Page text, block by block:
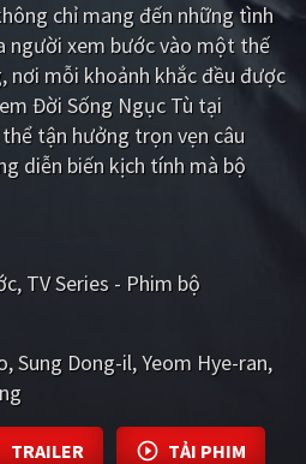
Nhật Bản
Việt Nam
chỉ mang đến những tình
người xem bước vào một thế
nơi mỗi khoảnh khắc đều được
Đời Sống Ngục Tù tại
tận hưởng trọn vẹn câu
diễn biến kịch tính mà bộ
TV Series - Phim bộ
Sung Dong-il Yeom Hye-ran
TRAILER TẢI PHIM